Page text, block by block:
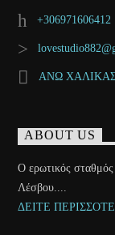
+306971606412
ΑΝΩ
ABOUT US
Ο ερωτικός
Λέσβου....
ΔΕΙΤΕ